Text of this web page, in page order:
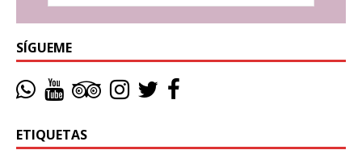
SÍGUEME
ETIQUETAS